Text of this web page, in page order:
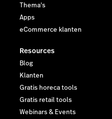
Thema's
Apps
eCommerce klanten
Resources
Blog
Klanten
Gratis horeca tools
Gratis retail tools
Webinars & Events